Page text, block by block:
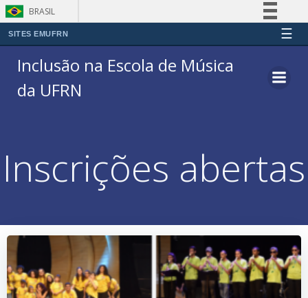
BRASIL
Participe
SITES EMUFRN
☰
para
Inclusão na Escola de Música
da UFRN
Inscrições abertas